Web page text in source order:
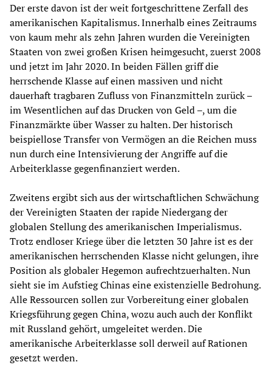
Der erste davon ist der weit fortgeschrittene Zerfall des
amerikanischen Kapitalismus. Innerhalb eines Zeitraums
von kaum mehr als zehn Jahren wurden die Vereinigten
Staaten von zwei großen Krisen heimgesucht, zuerst 2008
und jetzt im Jahr 2020. In beiden Fällen griff die
herrschende Klasse auf einen massiven und nicht
dauerhaft tragbaren Zufluss von Finanzmitteln zurück –
im Wesentlichen auf das Drucken von Geld –, um die
Finanzmärkte über Wasser zu halten. Der historisch
beispiellose Transfer von Vermögen an die Reichen muss
nun durch eine Intensivierung der Angriffe auf die
Arbeiterklasse gegenfinanziert werden.
Zweitens ergibt sich aus der wirtschaftlichen Schwächung
der Vereinigten Staaten der rapide Niedergang der
globalen Stellung des amerikanischen Imperialismus.
Trotz endloser Kriege über die letzten 30 Jahre ist es der
amerikanischen herrschenden Klasse nicht gelungen, ihre
Position als globaler Hegemon aufrechtzuerhalten. Nun
sieht sie im Aufstieg Chinas eine existenzielle Bedrohung.
Alle Ressourcen sollen zur Vorbereitung einer globalen
Kriegsführung gegen China, wozu auch auch der Konflikt
mit Russland gehört, umgeleitet werden. Die
amerikanische Arbeiterklasse soll derweil auf Rationen
gesetzt werden.